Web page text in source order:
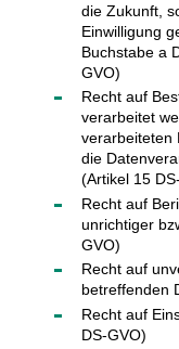
die Zukunft,
Einwilligung
Buchstabe a
GVO)
Recht auf
verarbeitet
verarbeiteten
die
(Artikel 15
Recht auf
unrichtiger
GVO)
Recht auf
betreffenden
Recht auf
DS-GVO)